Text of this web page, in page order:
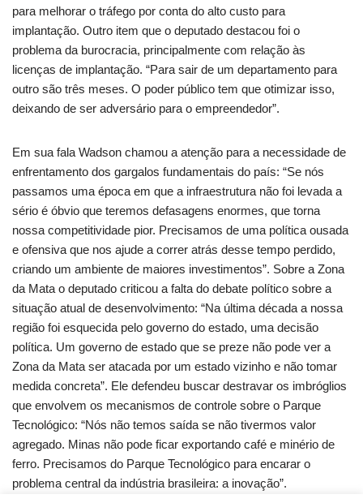
para melhorar o tráfego por conta do alto custo para
implantação. Outro item que o deputado destacou foi o
problema da burocracia, principalmente com relação às
licenças de implantação. “Para sair de um departamento para
outro são três meses. O poder público tem que otimizar isso,
deixando de ser adversário para o empreendedor”.
Em sua fala Wadson chamou a atenção para a necessidade de
enfrentamento dos gargalos fundamentais do país: “Se nós
passamos uma época em que a infraestrutura não foi levada a
sério é óbvio que teremos defasagens enormes, que torna
nossa competitividade pior. Precisamos de uma política ousada
e ofensiva que nos ajude a correr atrás desse tempo perdido,
criando um ambiente de maiores investimentos”. Sobre a Zona
da Mata o deputado criticou a falta do debate político sobre a
situação atual de desenvolvimento: “Na última década a nossa
região foi esquecida pelo governo do estado, uma decisão
política. Um governo de estado que se preze não pode ver a
Zona da Mata ser atacada por um estado vizinho e não tomar
medida concreta”. Ele defendeu buscar destravar os imbróglios
que envolvem os mecanismos de controle sobre o Parque
Tecnológico: “Nós não temos saída se não tivermos valor
agregado. Minas não pode ficar exportando café e minério de
ferro. Precisamos do Parque Tecnológico para encarar o
problema central da indústria brasileira: a inovação”.